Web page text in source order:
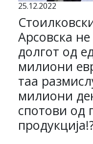
25.12.2022
Арсовска
долгот од
милиони
таа
милиони
спотови од